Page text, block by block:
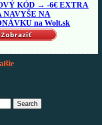
KÓD → -6€ EXTRA
NAVYŠE NA
na Wolt.sk
Zobraziť
Search